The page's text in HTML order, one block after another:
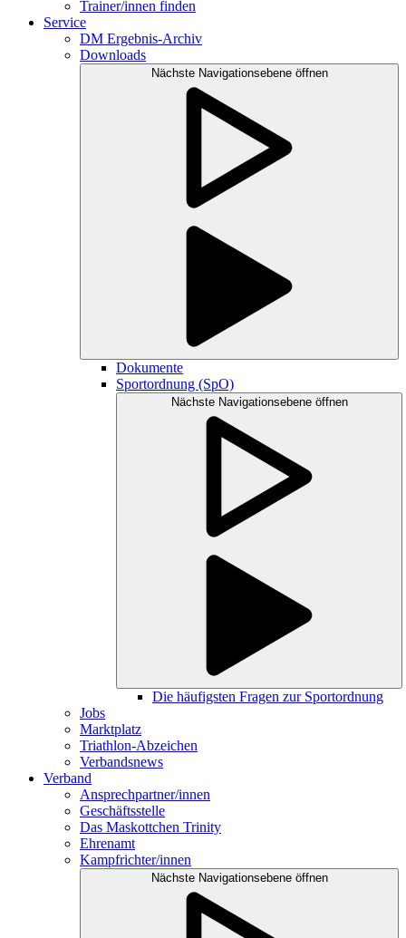
Trainer/innen finden
Service
DM Ergebnis-Archiv
Downloads
Nächste Navigationsebene öffnen
Dokumente
Sportordnung (SpO)
Nächste Navigationsebene öffnen
Die häufigsten Fragen zur Sportordnung
Jobs
Marktplatz
Triathlon-Abzeichen
Verbandsnews
Verband
Ansprechpartner/innen
Geschäftsstelle
Das Maskottchen Trinity
Ehrenamt
Kampfrichter/innen
Nächste Navigationsebene öffnen